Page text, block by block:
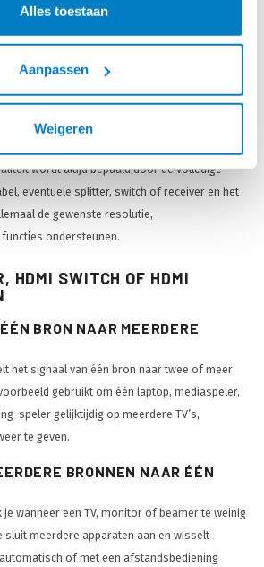
Alles toestaan
Aanpassen
Weigeren
maar officieel worden HDMI-kabels ingedeeld
HDMI Cableis bedoeld voor toepassingen
60 Hz en 4K bij 120 Hz.
wordt altijd bepaald door de volledige
eventuele splitter, switch of receiver en het
de gewenste resolutie,
ondersteunen.
HDMI SWITCH OF HDMI
BRON NAAR MEERDERE
het signaal van één bron naar twee of meer
gebruikt om één laptop, mediaspeler,
speler gelijktijdig op meerdere TV’s,
te geven.
BRONNEN NAAR ÉÉN
je wanneer een TV, monitor of beamer te weinig
sluit meerdere apparaten aan en wisselt
of met een afstandsbediening